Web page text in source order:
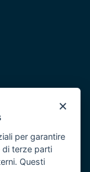
×
per garantire
terze parti
Questi